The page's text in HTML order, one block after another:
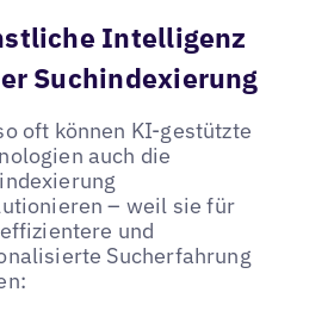
Intelligenz
Suchindexierung
oft können KI-gestützte
auch die
– weil sie für
und
Sucherfahrung